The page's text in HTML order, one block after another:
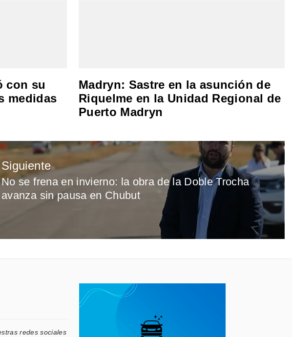
con su
medidas
Madryn: Sastre en la asunción de
Riquelme en la Unidad Regional de
Puerto Madryn
Siguiente
Entrada
siguiente:
No se frena en invierno: la obra de la Doble Trocha
avanza sin pausa en Chubut
redes sociales